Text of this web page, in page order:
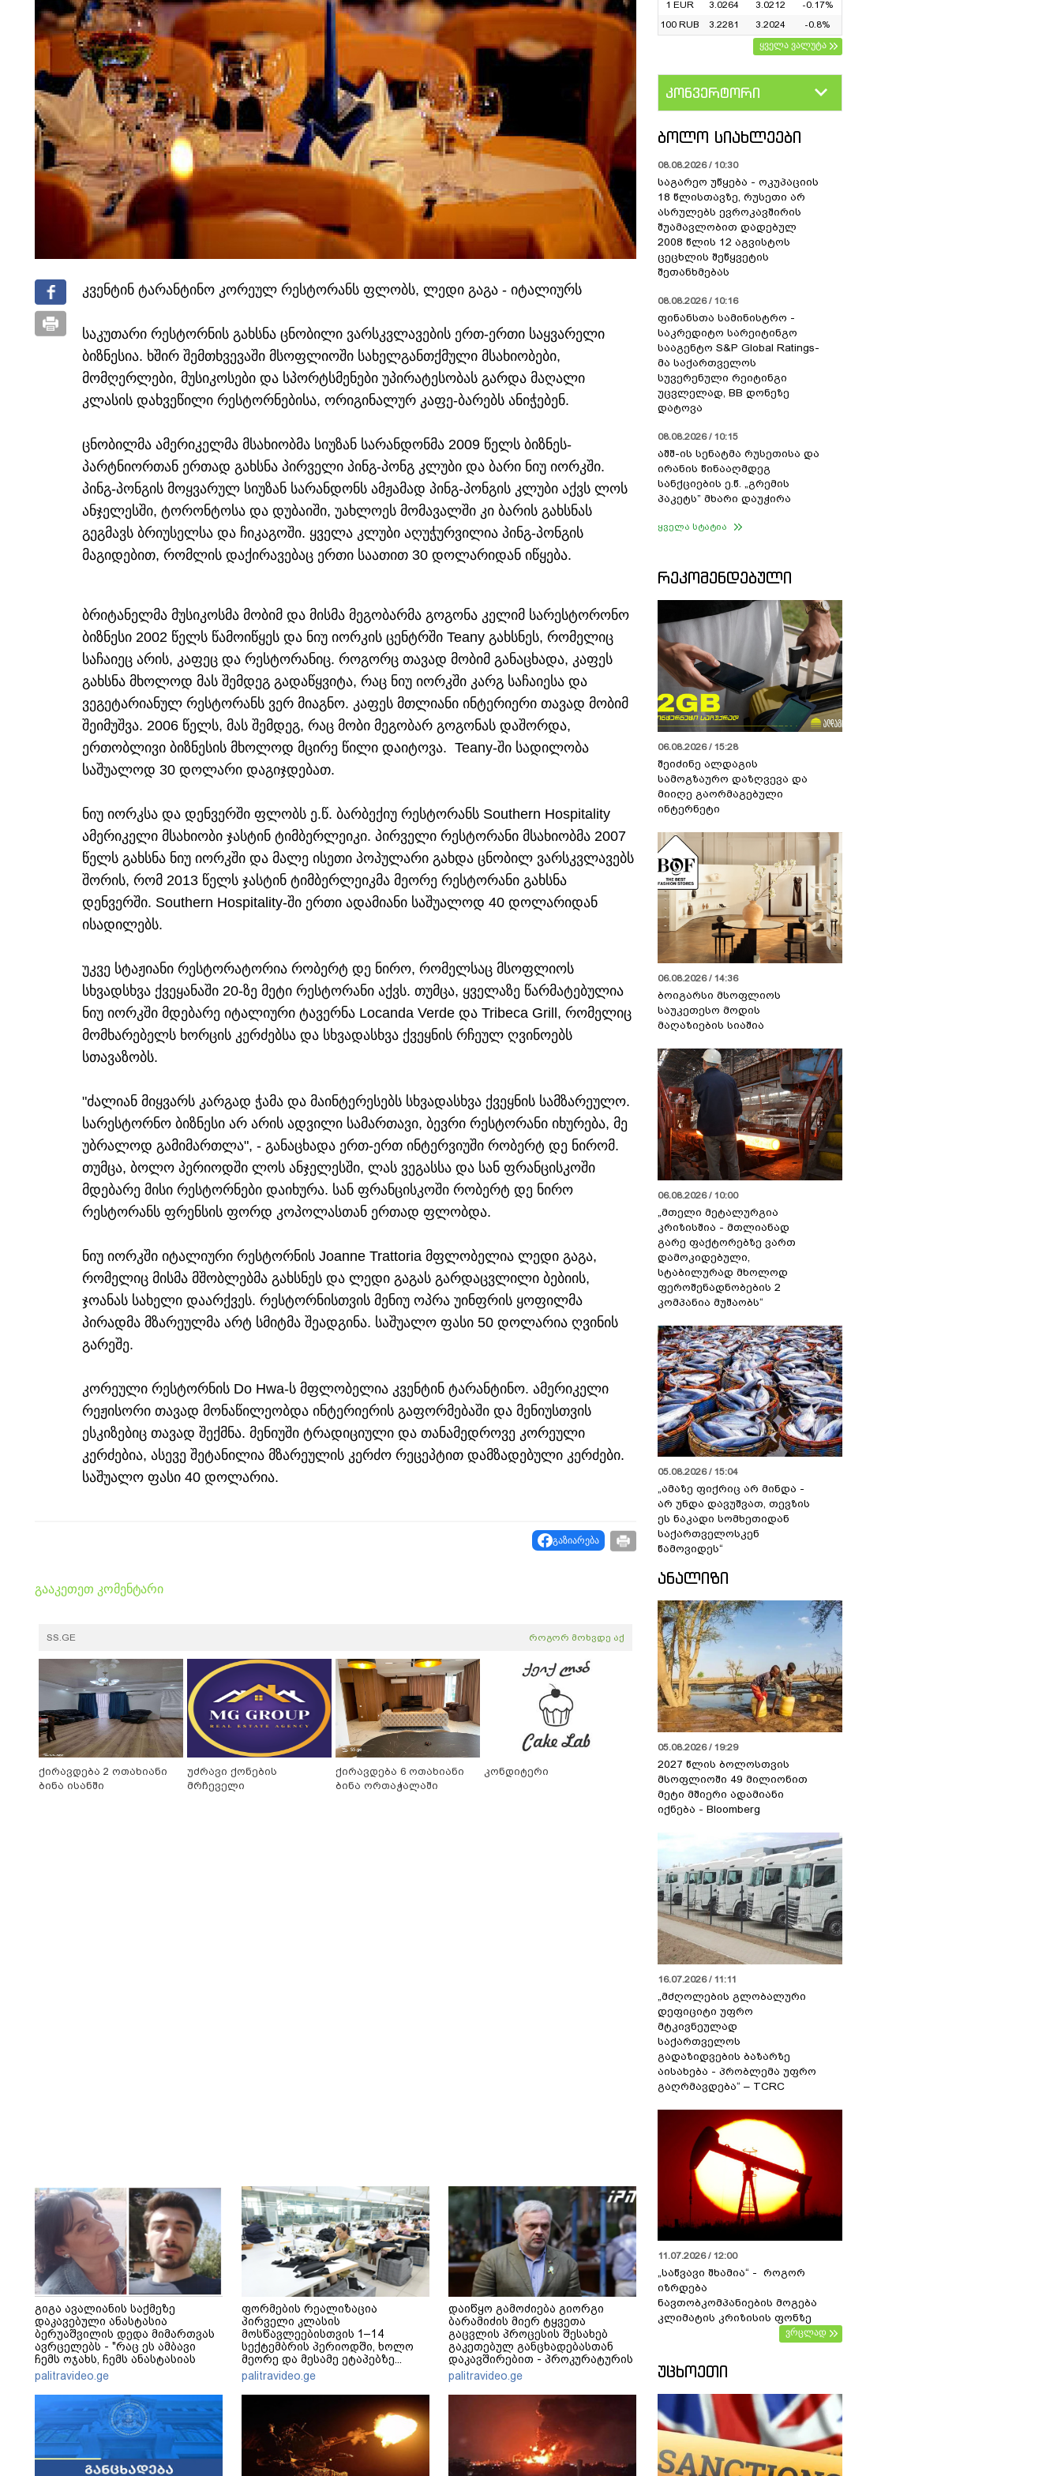
კვენტინ ტარანტინო კორეულ რესტორანს ფლობს, ლედი გაგა - იტალიურს
საკუთარი რესტორნის გახსნა ცნობილი ვარსკვლავების ერთ-ერთი საყვარელი
ბიზნესია. ხშირ შემთხვევაში მსოფლიოში სახელგანთქმული მსახიობები,
მომღერლები, მუსიკოსები და სპორტსმენები უპირატესობას გარდა მაღალი
კლასის დახვეწილი რესტორნებისა, ორიგინალურ კაფე-ბარებს ანიჭებენ.
ცნობილმა ამერიკელმა მსახიობმა სიუზან სარანდონმა 2009 წელს ბიზნეს-
პარტნიორთან ერთად გახსნა პირველი პინგ-პონგ კლუბი და ბარი ნიუ იორკში.
პინგ-პონგის მოყვარულ სიუზან სარანდონს ამჟამად პინგ-პონგის კლუბი აქვს ლოს
ანჯელესში, ტორონტოსა და დუბაიში, უახლოეს მომავალში კი ბარის გახსნას
გეგმავს ბრიუსელსა და ჩიკაგოში. ყველა კლუბი აღუჭურვილია პინგ-პონგის
მაგიდებით, რომლის დაქირავებაც ერთი საათით 30 დოლარიდან იწყება.
ბრიტანელმა მუსიკოსმა მობიმ და მისმა მეგობარმა გოგონა კელიმ სარესტორონო
ბიზნესი 2002 წელს წამოიწყეს და ნიუ იორკის ცენტრში Teany გახსნეს, რომელიც
საჩაიეც არის, კაფეც და რესტორანიც. როგორც თავად მობიმ განაცხადა, კაფეს
გახსნა მხოლოდ მას შემდეგ გადაწყვიტა, რაც ნიუ იორკში კარგ საჩაიესა და
ვეგეტარიანულ რესტორანს ვერ მიაგნო. კაფეს მთლიანი ინტერიერი თავად მობიმ
შეიმუშვა. 2006 წელს, მას შემდეგ, რაც მობი მეგობარ გოგონას დაშორდა,
ერთობლივი ბიზნესის მხოლოდ მცირე წილი დაიტოვა. Teany-ში სადილობა
საშუალოდ 30 დოლარი დაგიჯდებათ.
ნიუ იორკსა და დენვერში ფლობს ე.წ. ბარბექიუ რესტორანს Southern Hospitality
ამერიკელი მსახიობი ჯასტინ ტიმბერლეიკი. პირველი რესტორანი მსახიობმა 2007
წელს გახსნა ნიუ იორკში და მალე ისეთი პოპულარი გახდა ცნობილ ვარსკვლავებს
შორის, რომ 2013 წელს ჯასტინ ტიმბერლეიკმა მეორე რესტორანი გახსნა
დენვერში. Southern Hospitality-ში ერთი ადამიანი საშუალოდ 40 დოლარიდან
ისადილებს.
უკვე სტაჟიანი რესტორატორია რობერტ დე ნირო, რომელსაც მსოფლიოს
სხვადსხვა ქვეყანაში 20-ზე მეტი რესტორანი აქვს. თუმცა, ყველაზე წარმატებულია
ნიუ იორკში მდებარე იტალიური ტავერნა Locanda Verde და Tribeca Grill, რომელიც
მომხარებელს ხორცის კერძებსა და სხვადასხვა ქვეყნის რჩეულ ღვინოებს
სთავაზობს.
"ძალიან მიყვარს კარგად ჭამა და მაინტერესებს სხვადასხვა ქვეყნის სამზარეულო.
სარესტორნო ბიზნესი არ არის ადვილი სამართავი, ბევრი რესტორანი იხურება, მე
უბრალოდ გამიმართლა", - განაცხადა ერთ-ერთ ინტერვიუში რობერტ დე ნირომ.
თუმცა, ბოლო პერიოდში ლოს ანჯელესში, ლას ვეგასსა და სან ფრანცისკოში
მდებარე მისი რესტორნები დაიხურა. სან ფრანცისკოში რობერტ დე ნირო
რესტორანს ფრენსის ფორდ კოპოლასთან ერთად ფლობდა.
ნიუ იორკში იტალიური რესტორნის Joanne Trattoria მფლობელია ლედი გაგა,
რომელიც მისმა მშობლებმა გახსნეს და ლედი გაგას გარდაცვლილი ბებიის,
ჯოანას სახელი დაარქვეს. რესტორნისთვის მენიუ ოპრა უინფრის ყოფილმა
პირადმა მზარეულმა არტ სმიტმა შეადგინა. საშუალო ფასი 50 დოლარია ღვინის
გარეშე.
კორეული რესტორნის Do Hwa-ს მფლობელია კვენტინ ტარანტინო. ამერიკელი
რეჟისორი თავად მონაწილეობდა ინტერიერის გაფორმებაში და მენიუსთვის
ესკიზებიც თავად შექმნა. მენიუში ტრადიციული და თანამედროვე კორეული
კერძებია, ასევე შეტანილია მზარეულის კერძო რეცეპტით დამზადებული კერძები.
საშუალო ფასი 40 დოლარია.
გაზიარება
გააკეთეთ კომენტარი
SS.GE როგორ მოხვდე აქ
ქირავდება 2 ოთახიანი
ბინა ისანში
უძრავი ქონების
მრჩეველი
ქირავდება 6 ოთახიანი
ბინა ორთაჭალაში
კონდიტერი
გიგა ავალიანის საქმეზე
დაკავებული ანასტასია
ბერუაშვილის დედა მიმართვას
ავრცელებს - "რაც ეს ამბავი
ჩემს ოჯახს, ჩემს ანასტასიას
გადახდა თავს, მის მერე მე მე
არ ვარ"
palitravideo.ge
ფორმების რეალიზაცია
პირველი კლასის
მოსწავლეებისთვის 1–14
სექტემბრის პერიოდში, ხოლო
მეორე და მესამე ეტაპებზე...
palitravideo.ge
დაიწყო გამოძიება გიორგი
ბარამიძის მიერ ტყვეთა
გაცვლის პროცესის შესახებ
გაკეთებულ განცხადებასთან
დაკავშირებით - პროკურატურის
განცხადება
palitravideo.ge
1 EUR
3.0264 3.0212
-0.17%
100 RUB
3.2281 3.2024
-0.8%
ყველა ვალუტა
კონვერტორი
ᲑᲝᲚᲝ ᲡᲘᲐᲮᲚᲔᲔᲑᲘ
08.08.2026 / 10:30
საგარეო უწყება - ოკუპაციის
18 წლისთავზე, რუსეთი არ
ასრულებს ევროკავშირის
შუამავლობით დადებულ
2008 წლის 12 აგვისტოს
ცეცხლის შეწყვეტის
შეთანხმებას
08.08.2026 / 10:16
ფინანსთა სამინისტრო -
საკრედიტო სარეიტინგო
სააგენტო S&P Global Ratings-
მა საქართველოს
სუვერენული რეიტინგი
უცვლელად, BB დონეზე
დატოვა
08.08.2026 / 10:15
აშშ-ის სენატმა რუსეთისა და
ირანის წინააღმდეგ
სანქციების ე.წ. „გრემის
პაკეტს” მხარი დაუჭირა
ყველა სტატია
ᲠᲔᲙᲝᲛᲔᲜᲓᲔᲑᲣᲚᲘ
06.08.2026 / 15:28
შეიძინე ალდაგის
სამოგზაურო დაზღვევა და
მიიღე გაორმაგებული
ინტერნეტი
06.08.2026 / 14:36
ბოიგარსი მსოფლიოს
საუკეთესო მოდის
მაღაზიების სიაშია
06.08.2026 / 10:00
„მთელი მეტალურგია
კრიზისშია - მთლიანად
გარე ფაქტორებზე ვართ
დამოკიდებული,
სტაბილურად მხოლოდ
ფეროშენადნობების 2
კომპანია მუშაობს“
05.08.2026 / 15:04
„ამაზე ფიქრიც არ მინდა -
არ უნდა დავუშვათ, თევზის
ეს ნაკადი სომხეთიდან
საქართველოსკენ
წამოვიდეს“
ᲐᲜᲐᲚᲘᲖᲘ
05.08.2026 / 19:29
2027 წლის ბოლოსთვის
მსოფლიოში 49 მილიონით
მეტი მშიერი ადამიანი
იქნება - Bloomberg
16.07.2026 / 11:11
„მძღოლების გლობალური
დეფიციტი უფრო
მტკივნეულად
საქართველოს
გადაზიდვების ბაზარზე
აისახება - პრობლემა უფრო
გაღრმავდება“ – TCRC
11.07.2026 / 12:00
„საწვავი შხამია“ - როგორ
იზრდება
ნავთობკომპანიების მოგება
კლიმატის კრიზისის ფონზე
ვრცლად
ᲣᲪᲮᲝᲔᲗᲘ